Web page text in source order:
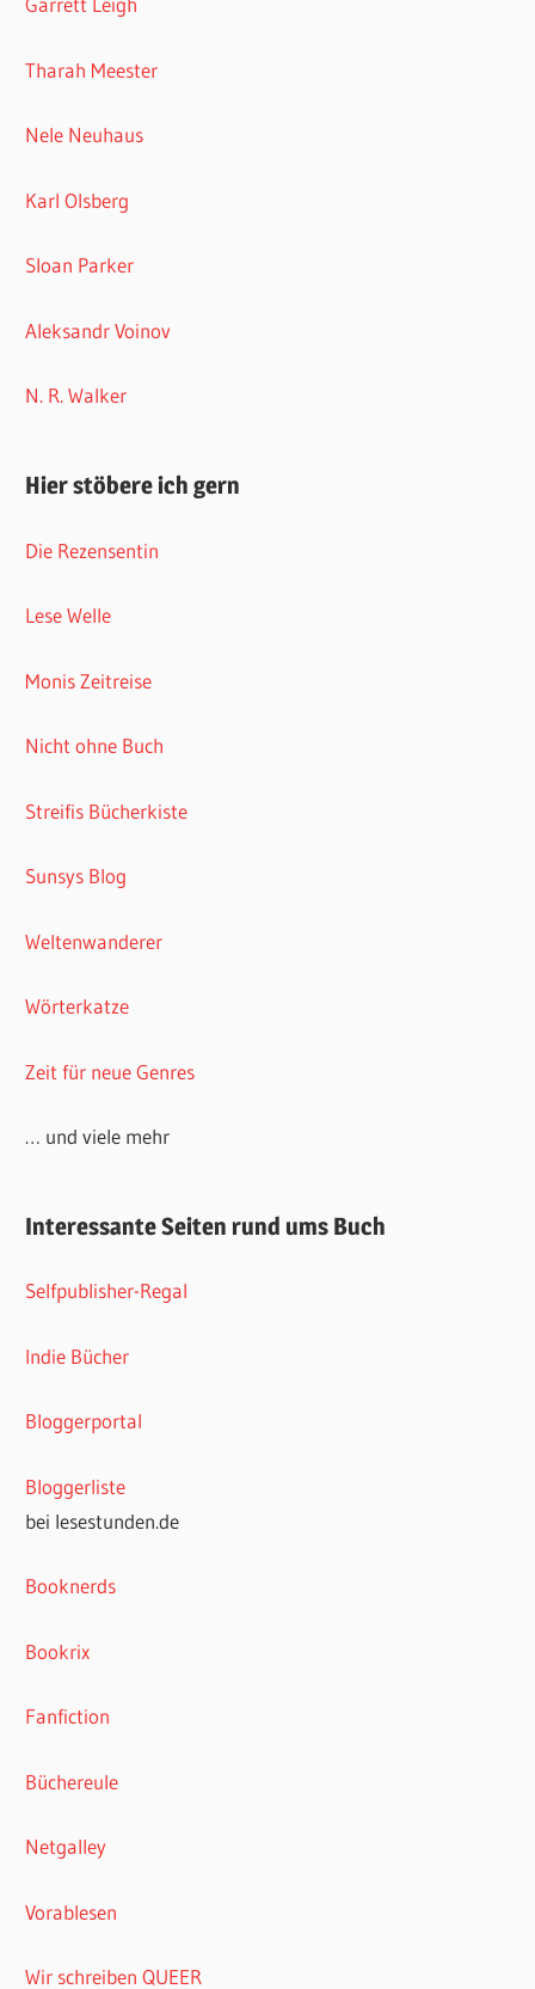
Tharah Meester
Nele Neuhaus
Karl Olsberg
Sloan Parker
Aleksandr Voinov
N. R. Walker
Hier stöbere ich gern
Die Rezensentin
Lese Welle
Monis Zeitreise
Nicht ohne Buch
Streifis Bücherkiste
Sunsys Blog
Weltenwanderer
Wörterkatze
Zeit für neue Genres
… und viele mehr
Interessante Seiten rund ums Buch
Selfpublisher-Regal
Indie Bücher
Bloggerportal
Bloggerliste
bei lesestunden.de
Booknerds
Bookrix
Fanfiction
Büchereule
Netgalley
Vorablesen
Wir schreiben QUEER